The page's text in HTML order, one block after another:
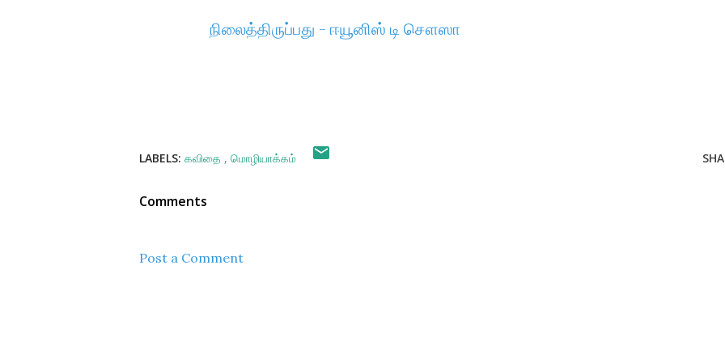
நிலைத்திருப்பது - ஈயூனிஸ் டி சௌஸா
LABELS: கவிதை மொழியாக்கம்
Comments
Post a Comment